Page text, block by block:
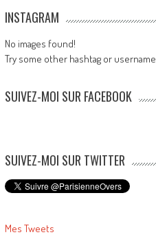
INSTAGRAM
No images found!
Try some other hashtag or username
SUIVEZ-MOI SUR FACEBOOK
SUIVEZ-MOI SUR TWITTER
Mes Tweets